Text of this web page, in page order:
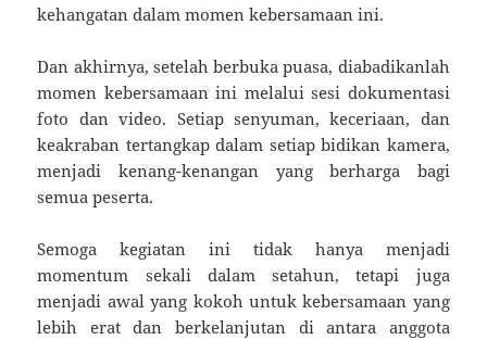
kehangatan dalam momen kebersamaan ini.
Dan akhirnya, setelah berbuka puasa, diabadikanlah
momen kebersamaan ini melalui sesi dokumentasi
foto dan video. Setiap senyuman, keceriaan, dan
keakraban tertangkap dalam setiap bidikan kamera,
menjadi kenang-kenangan yang berharga bagi
semua peserta.
Semoga kegiatan ini tidak hanya menjadi
momentum sekali dalam setahun, tetapi juga
menjadi awal yang kokoh untuk kebersamaan yang
lebih erat dan berkelanjutan di antara anggota